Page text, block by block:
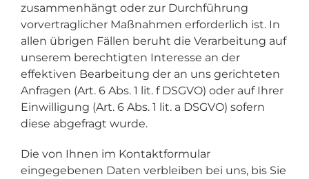
zusammenhängt oder zur Durchführung
vorvertraglicher Maßnahmen erforderlich ist. In
allen übrigen Fällen beruht die Verarbeitung auf
unserem berechtigten Interesse an der
effektiven Bearbeitung der an uns gerichteten
Anfragen (Art. 6 Abs. 1 lit. f DSGVO) oder auf Ihrer
Einwilligung (Art. 6 Abs. 1 lit. a DSGVO) sofern
diese abgefragt wurde.
Die von Ihnen im Kontaktformular
eingegebenen Daten verbleiben bei uns, bis Sie